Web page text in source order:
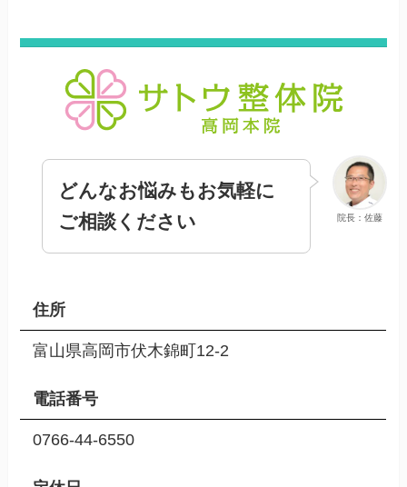
院長：佐藤
どんなお悩みもお気軽に
ご相談ください
住所
富山県高岡市伏木錦町12-2
電話番号
0766-44-6550